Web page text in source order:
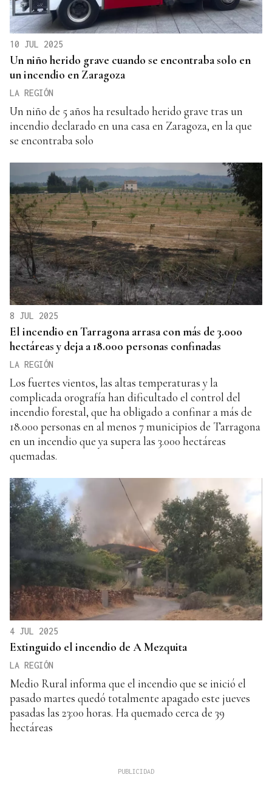
10 JUL 2025
Un niño herido grave cuando se encontraba solo en
un incendio en Zaragoza
LA REGIÓN
Un niño de 5 años ha resultado herido grave tras un
incendio declarado en una casa en Zaragoza, en la que
se encontraba solo
8 JUL 2025
El incendio en Tarragona arrasa con más de 3.000
hectáreas y deja a 18.000 personas confinadas
LA REGIÓN
Los fuertes vientos, las altas temperaturas y la
complicada orografía han dificultado el control del
incendio forestal, que ha obligado a confinar a más de
18.000 personas en al menos 7 municipios de Tarragona
en un incendio que ya supera las 3.000 hectáreas
quemadas.
4 JUL 2025
Extinguido el incendio de A Mezquita
LA REGIÓN
Medio Rural informa que el incendio que se inició el
pasado martes quedó totalmente apagado este jueves
pasadas las 23:00 horas. Ha quemado cerca de 39
hectáreas